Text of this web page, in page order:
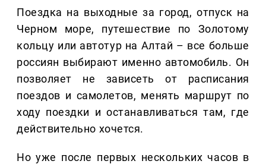
Поездка на выходные за город, отпуск на
Черном море, путешествие по Золотому
кольцу или автотур на Алтай – все больше
россиян выбирают именно автомобиль. Он
позволяет не зависеть от расписания
поездов и самолетов, менять маршрут по
ходу поездки и останавливаться там, где
действительно хочется.
Но уже после первых нескольких часов в